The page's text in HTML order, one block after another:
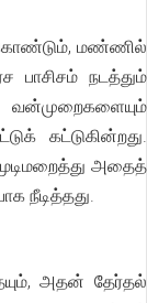
மண்ணில்
பாசிசம் நடத்தும்
வன்முறைகளையும்
கட்டுகின்றது.
அதைத்
நீடித்தது.
அதன் தேர்தல்